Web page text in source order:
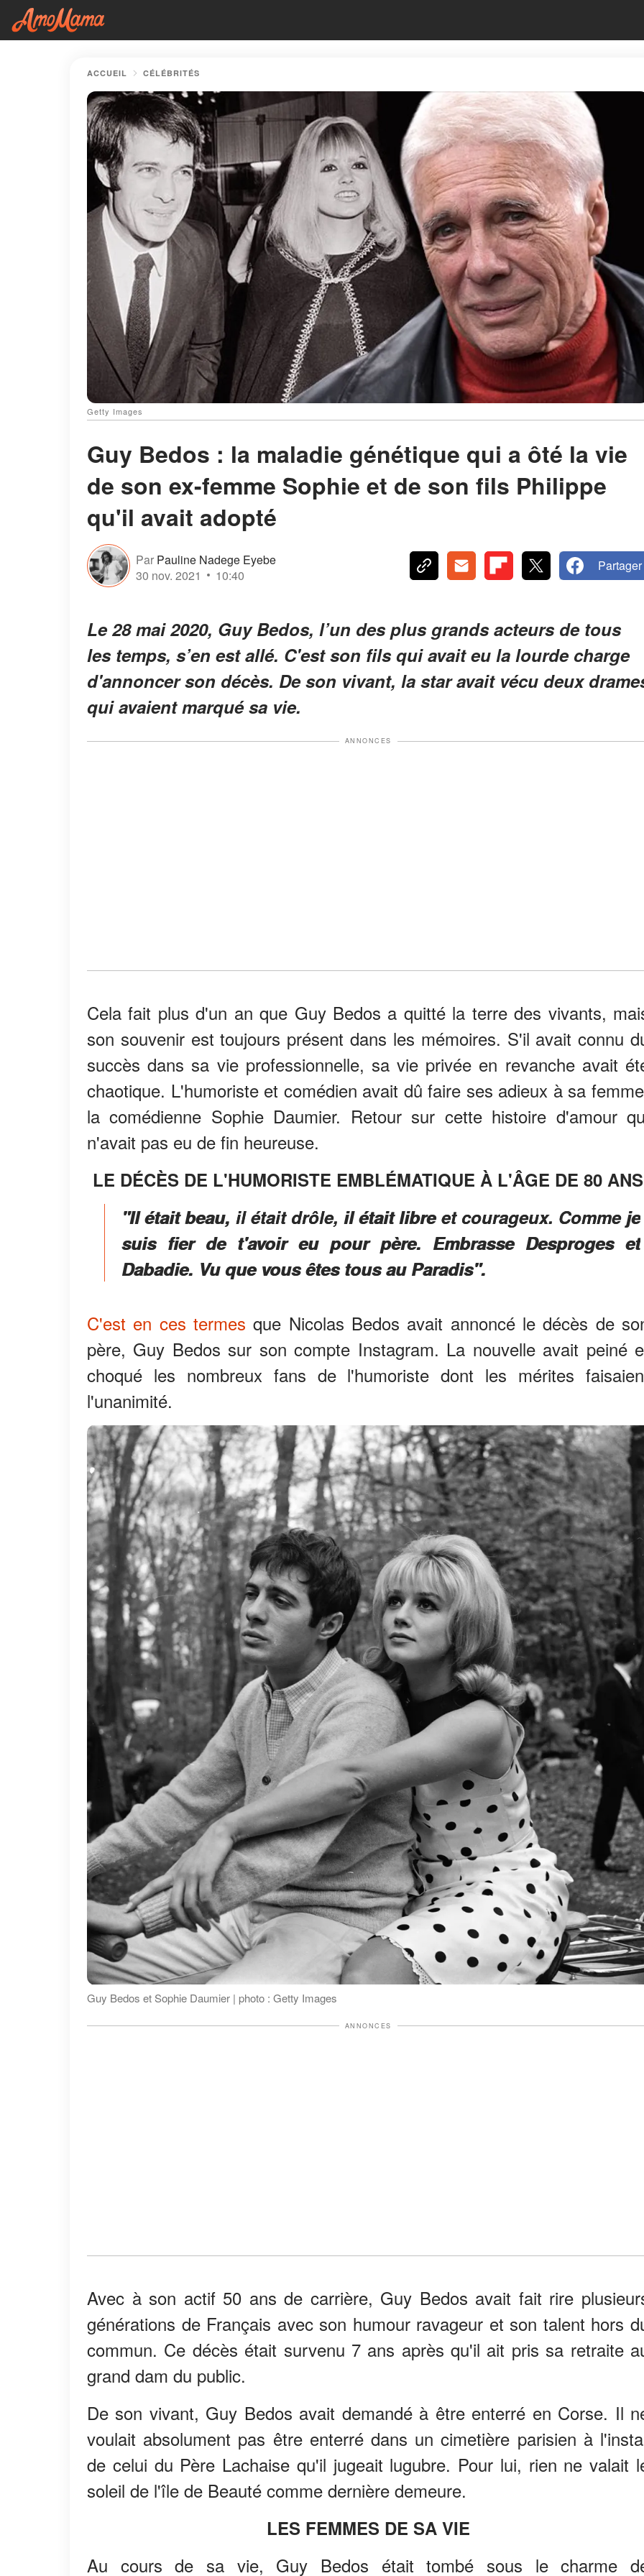
ACCUEIL CÉLÉBRITÉS
Getty Images
Guy Bedos : la maladie génétique qui a ôté la vie
de son ex-femme Sophie et de son fils Philippe
qu'il avait adopté
Par Pauline Nadege Eyebe
30 nov. 2021
10:40
Partager
Le 28 mai 2020, Guy Bedos, l’un des plus grands acteurs de tous
les temps, s’en est allé. C'est son fils qui avait eu la lourde charge
d'annoncer son décès. De son vivant, la star avait vécu deux
qui avaient marqué sa vie.
ANNONCES
Cela fait plus d'un an que Guy Bedos a quitté la terre des vivants,
son souvenir est toujours présent dans les mémoires. S'il avait connu
succès dans sa vie professionnelle, sa vie privée en revanche avait
chaotique. L'humoriste et comédien avait dû faire ses adieux à sa
la comédienne Sophie Daumier. Retour sur cette histoire d'amour
n'avait pas eu de fin heureuse.
LE DÉCÈS DE L'HUMORISTE EMBLÉMATIQUE À L'ÂGE DE 80 ANS
"Il était beau, il était drôle, il était libre et courageux. Comme je
suis fier de t'avoir eu pour père. Embrasse Desproges et
Dabadie. Vu que vous êtes tous au Paradis".
C'est en ces termes que Nicolas Bedos avait annoncé le décès de
père, Guy Bedos sur son compte Instagram. La nouvelle avait peiné
choqué les nombreux fans de l'humoriste dont les mérites
l'unanimité.
Guy Bedos et Sophie Daumier | photo : Getty Images
ANNONCES
Avec à son actif 50 ans de carrière, Guy Bedos avait fait rire
générations de Français avec son humour ravageur et son talent hors
commun. Ce décès était survenu 7 ans après qu'il ait pris sa retraite
grand dam du public.
De son vivant, Guy Bedos avait demandé à être enterré en Corse. Il
voulait absolument pas être enterré dans un cimetière parisien à
de celui du Père Lachaise qu'il jugeait lugubre. Pour lui, rien ne valait
soleil de l'île de Beauté comme dernière demeure.
LES FEMMES DE SA VIE
Au cours de sa vie, Guy Bedos était tombé sous le charme